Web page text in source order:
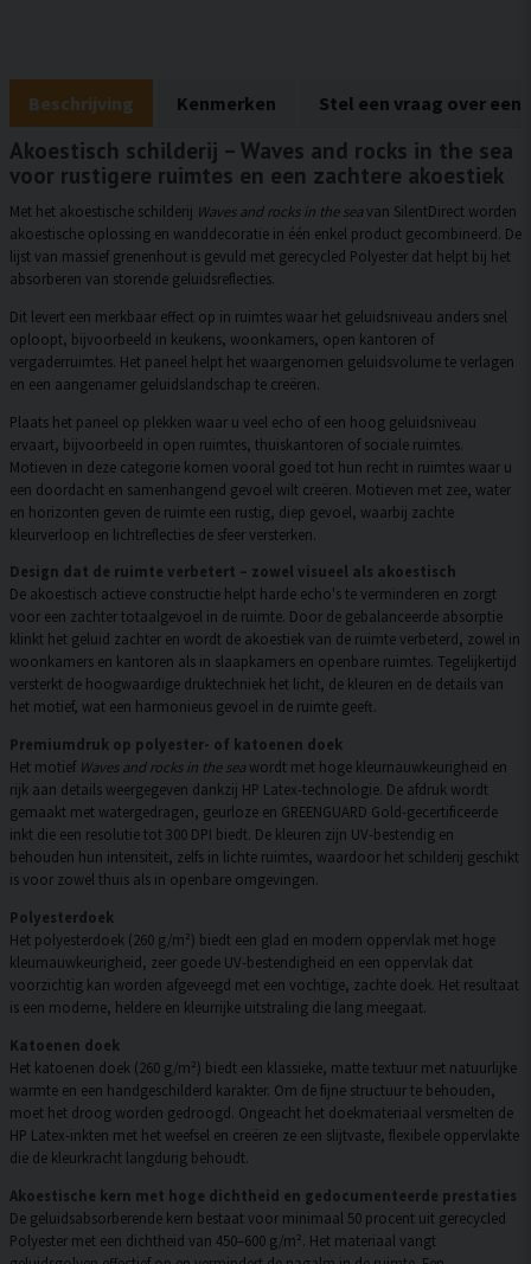
Beschrijving Kenmerken Stel een vraag over een
Akoestisch schilderij – Waves and rocks in the sea
voor rustigere ruimtes en een zachtere akoestiek
Met het akoestische schilderij Waves and rocks in the seavan SilentDirect worden
akoestische oplossing en wanddecoratie in één enkel product gecombineerd. De
lijst van massief grenenhout is gevuld met gerecycled Polyester dat helpt bij het
absorberen van storende geluidsreflecties.
Dit levert een merkbaar effect op in ruimtes waar het geluidsniveau anders snel
oploopt, bijvoorbeeld in keukens, woonkamers, open kantoren of
vergaderruimtes. Het paneel helpt het waargenomen geluidsvolume te verlagen
en een aangenamer geluidslandschap te creëren.
Plaats het paneel op plekken waar u veel echo of een hoog geluidsniveau
ervaart, bijvoorbeeld in open ruimtes, thuiskantoren of sociale ruimtes.
Motieven in deze categorie komen vooral goed tot hun recht in ruimtes waar u
een doordacht en samenhangend gevoel wilt creëren. Motieven met zee, water
en horizonten geven de ruimte een rustig, diep gevoel, waarbij zachte
kleurverloop en lichtreflecties de sfeer versterken.
Design dat de ruimte verbetert – zowel visueel als akoestisch
De akoestisch actieve constructie helpt harde echo's te verminderen en zorgt
voor een zachter totaalgevoel in de ruimte. Door de gebalanceerde absorptie
klinkt het geluid zachter en wordt de akoestiek van de ruimte verbeterd, zowel in
woonkamers en kantoren als in slaapkamers en openbare ruimtes. Tegelijkertijd
versterkt de hoogwaardige druktechniek het licht, de kleuren en de details van
het motief, wat een harmonieus gevoel in de ruimte geeft.
Premiumdruk op polyester- of katoenen doek
Het motief Waves and rocks in the sea wordt met hoge kleurnauwkeurigheid en
rijk aan details weergegeven dankzij HP Latex-technologie. De afdruk wordt
gemaakt met watergedragen, geurloze en GREENGUARD Gold-gecertificeerde
inkt die een resolutie tot 300 DPI biedt. De kleuren zijn UV-bestendig en
behouden hun intensiteit, zelfs in lichte ruimtes, waardoor het schilderij geschikt
is voor zowel thuis als in openbare omgevingen.
Polyesterdoek
Het polyesterdoek (260 g/m²) biedt een glad en modern oppervlak met hoge
kleurnauwkeurigheid, zeer goede UV-bestendigheid en een oppervlak dat
voorzichtig kan worden afgeveegd met een vochtige, zachte doek. Het resultaat
is een moderne, heldere en kleurrijke uitstraling die lang meegaat.
Katoenen doek
Het katoenen doek (260 g/m²) biedt een klassieke, matte textuur met natuurlijke
warmte en een handgeschilderd karakter. Om de fijne structuur te behouden,
moet het droog worden gedroogd. Ongeacht het doekmateriaal versmelten de
HP Latex-inkten met het weefsel en creëren ze een slijtvaste, flexibele oppervlakte
die de kleurkracht langdurig behoudt.
Akoestische kern met hoge dichtheid en gedocumenteerde prestaties
De geluidsabsorberende kern bestaat voor minimaal 50 procent uit gerecycled
Polyester met een dichtheid van 450–600 g/m². Het materiaal vangt